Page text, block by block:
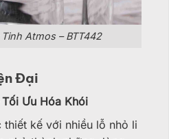
Atmos – BTT442
Đại
Ưu Hóa Khói
kế với nhiều lỗ nhỏ li